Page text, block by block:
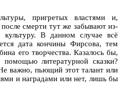
пригретых властями и,
смерти тут же забывают из-
В данном случае всё
дата кончины Фирсова, тем
его творчества. Казалось бы,
литературной сказки?
важно, пьющий этот талант или
и наградами или нет, лишь бы